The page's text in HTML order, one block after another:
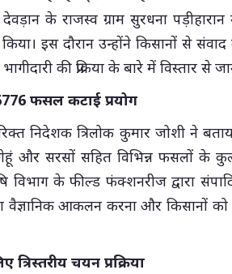
के राजस्व ग्राम सुरधना
किया। इस दौरान उन्होंने किसानों से
की प्रक्रिया के बारे में विस्तार से
फसल कटाई प्रयोग
निदेशक त्रिलोक कुमार जोशी ने
और सरसों सहित विभिन्न फसलों के
विभाग के फील्ड फंक्शनरीज द्वारा
वैज्ञानिक आकलन करना और किसानों
त्रिस्तरीय चयन प्रक्रिया